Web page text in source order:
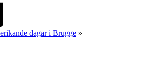
dagar i Brugge »